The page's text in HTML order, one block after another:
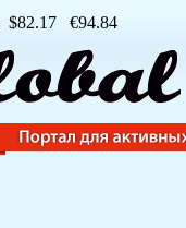
$82.17 €94.84